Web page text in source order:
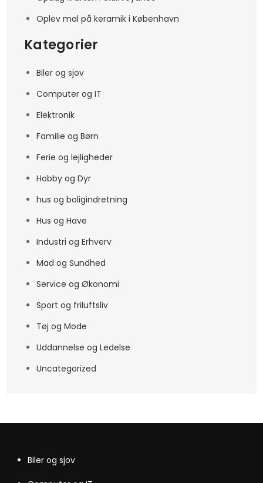
Oplev mal på keramik i København
Kategorier
Biler og sjov
Computer og IT
Elektronik
Familie og Børn
Ferie og lejligheder
Hobby og Dyr
hus og boligindretning
Hus og Have
Industri og Erhverv
Mad og Sundhed
Service og Økonomi
Sport og friluftsliv
Tøj og Mode
Uddannelse og Ledelse
Uncategorized
Biler og sjov